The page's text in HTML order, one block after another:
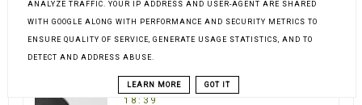
ODPOWIEDZ
KARMELOWA
19 kwietnia 2015
18:39
ANALYZE TRAFFIC. YOUR IP ADDRESS AND USER-AGENT ARE SHARED
WITH GOOGLE ALONG WITH PERFORMANCE AND SECURITY METRICS TO
ENSURE QUALITY OF SERVICE, GENERATE USAGE STATISTICS, AND TO
DETECT AND ADDRESS ABUSE.
LEARN MORE GOT IT